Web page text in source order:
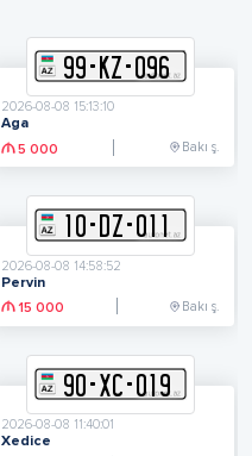
99- KZ-096
2026-08-08 15:13:10
Aga
5 000
Bakı ş.
10- DZ-011
2026-08-08 14:58:52
Pervin
15 000
Bakı ş.
90-XC-019
2026-08-08 11:40:01
Xedice